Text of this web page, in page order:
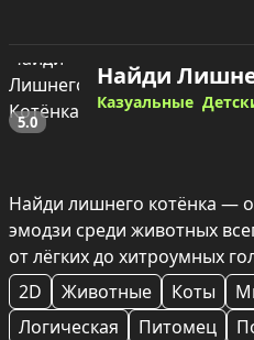
5.0
Казуальные
Найди лишнего котёнка —
эмодзи среди животных
от лёгких до хитроумных
2D
Животные Коты
Логическая
Питомец